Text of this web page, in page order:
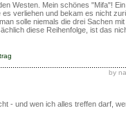
Westen. Mein schönes "Mifa"!
verliehen und bekam es nicht
solle niemals die drei Sachen
diese Reihenfolge, ist das
by
- und wen ich alles treffen darf,